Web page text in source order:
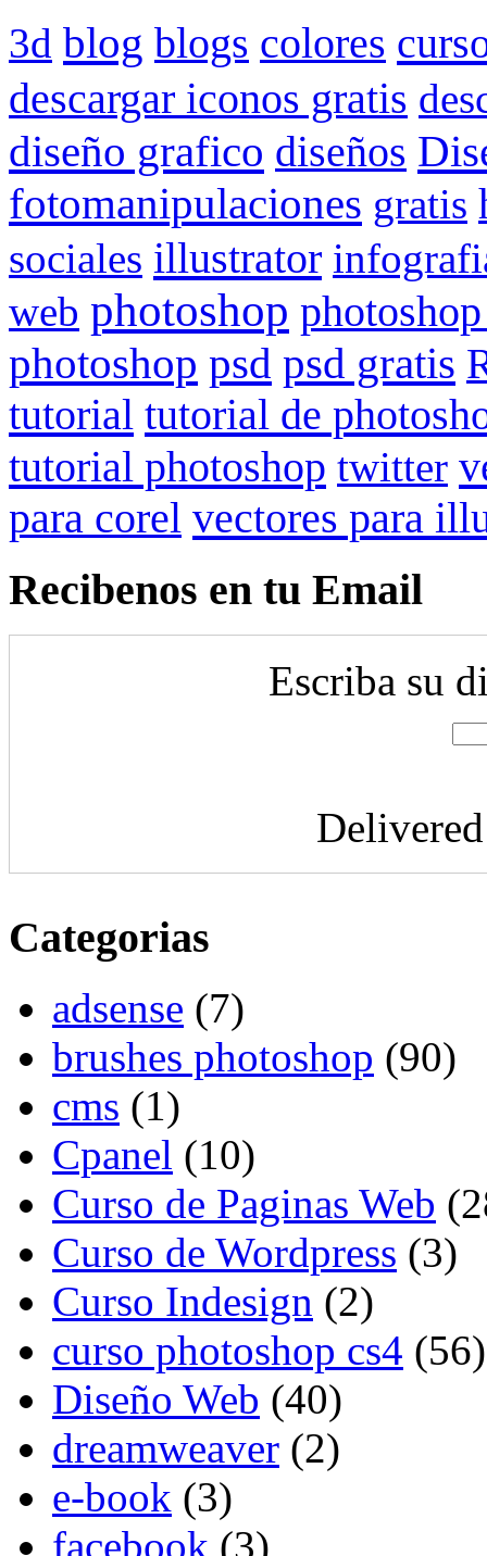
3d blog blogs colores
descargar iconos gratis
diseño grafico diseños
fotomanipulaciones gratis
sociales illustrator
web photoshop
photoshop psd psd gratis
tutorial tutorial de
tutorial photoshop twitter
para corel vectores para
Recibenos en tu Email
Escriba su
Categorias
adsense (7)
brushes photoshop (90)
cms (1)
Cpanel (10)
Curso de Paginas Web
Curso de Wordpress (3)
Curso Indesign (2)
curso photoshop cs4 (56)
Diseño Web (40)
dreamweaver (2)
e-book (3)
facebook (3)